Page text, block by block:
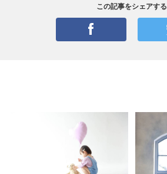
この記事をシェアする